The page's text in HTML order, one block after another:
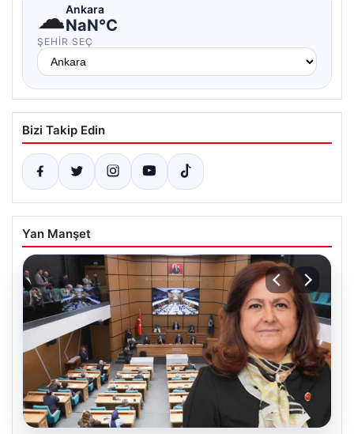
☁Ankara
NaN°C
ŞEHIR SEÇ
Bizi Takip Edin
Yan Manşet